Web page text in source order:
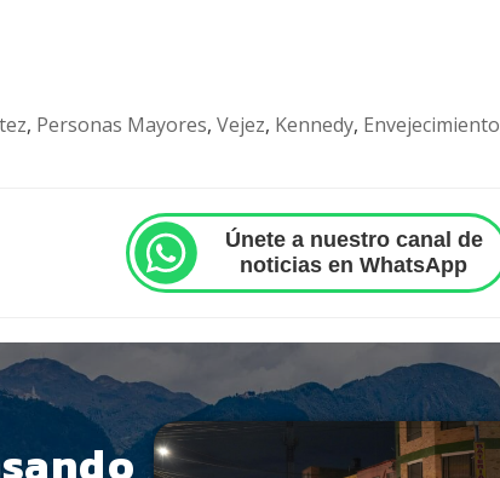
, Personas Mayores, Vejez, Kennedy, Envejecimiento
Únete a nuestro canal de
noticias en WhatsApp